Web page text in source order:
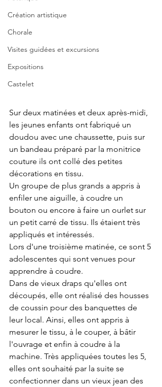
Création artistique
Chorale
Visites guidées et excursions
Expositions
Castelet
Sur deux matinées et deux après-midi,
les jeunes enfants ont fabriqué un
doudou avec une chaussette, puis sur
un bandeau préparé par la monitrice
couture ils ont collé des petites
décorations en tissu.
Un groupe de plus grands a appris à
enfiler une aiguille, à coudre un
bouton ou encore à faire un ourlet sur
un petit carré de tissu. Ils étaient très
appliqués et intéressés.
Lors d'une troisième matinée, ce sont 5
adolescentes qui sont venues pour
apprendre à coudre.
Dans de vieux draps qu'elles ont
découpés, elle ont réalisé des housses
de coussin pour des banquettes de
leur local. Ainsi, elles ont appris à
mesurer le tissu, à le couper, à bâtir
l'ouvrage et enfin à coudre à la
machine. Très appliquées toutes les 5,
elles ont souhaité par la suite se
confectionner dans un vieux jean des